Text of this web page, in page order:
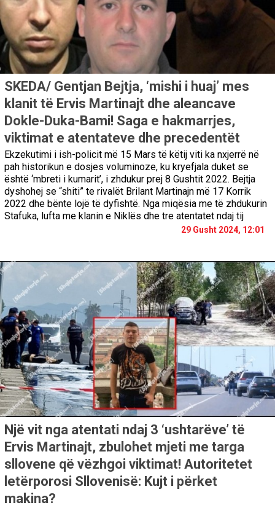
SKEDA/ Gentjan Bejtja, ‘mishi i huaj’ mes
klanit të Ervis Martinajt dhe aleancave
Dokle-Duka-Bami! Saga e hakmarrjes,
viktimat e atentateve dhe precedentët
Ekzekutimi i ish-policit më 15 Mars të këtij viti ka nxjerrë në
pah historikun e dosjes voluminoze, ku kryefjala duket se
është ‘mbreti i kumarit’, i zhdukur prej 8 Gushtit 2022. Bejtja
dyshohej se “shiti” te rivalët Brilant Martinajn më 17 Korrik
2022 dhe bënte lojë të dyfishtë. Nga miqësia me të zhdukurin
Stafuka, lufta me klanin e Niklës dhe tre atentatet ndaj tij
29 Gusht 2024, 12:01
Një vit nga atentati ndaj 3 ‘ushtarëve’ të
Ervis Martinajt, zbulohet mjeti me targa
sllovene që vëzhgoi viktimat! Autoritetet
letërporosi Sllovenisë: Kujt i përket
makina?